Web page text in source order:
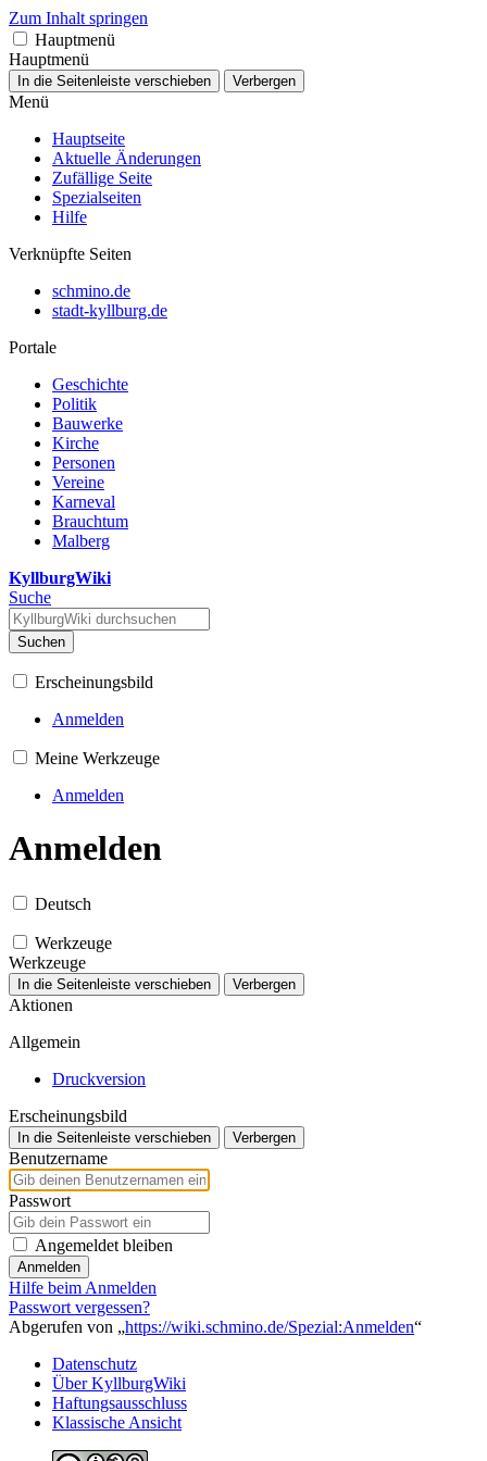
Zum Inhalt springen
Hauptmenü
Hauptmenü
In die Seitenleiste verschieben Verbergen
Menü
Hauptseite
Aktuelle Änderungen
Zufällige Seite
Spezialseiten
Hilfe
Verknüpfte Seiten
schmino.de
stadt-kyllburg.de
Portale
Geschichte
Politik
Bauwerke
Kirche
Personen
Vereine
Karneval
Brauchtum
Malberg
KyllburgWiki
Suche
Suchen
Erscheinungsbild
Anmelden
Meine Werkzeuge
Anmelden
Anmelden
Deutsch
Werkzeuge
Werkzeuge
In die Seitenleiste verschieben Verbergen
Aktionen
Allgemein
Druckversion
Erscheinungsbild
In die Seitenleiste verschieben Verbergen
Benutzername
Passwort
Angemeldet bleiben
Anmelden
Hilfe beim Anmelden
Passwort vergessen?
Abgerufen von „https://wiki.schmino.de/Spezial:Anmelden“
Datenschutz
Über KyllburgWiki
Haftungsausschluss
Klassische Ansicht